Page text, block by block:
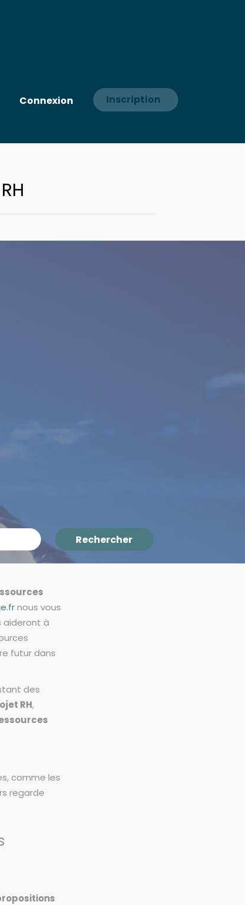
Connexion Inscription
RechercherRechercher
nous vous
aideront à
futur dans
des
RH,
comme les
regarde